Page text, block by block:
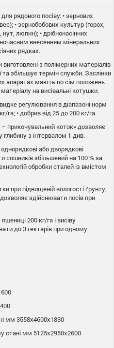
рядового посіву: • зернових
• зернобобових культур (горох,
люпин); • дрібнонасінних
внесенням мінеральних
рядках.
виготовлені з полімерних матеріалів
збільшує термін служби. Заслінки
апаратах мають по сім положень
на висівальні котушки.
регулювання в діапазоні норм
га; • добрив від 25 до 200 кг/га.
прикочувальний коток» дозволяє
з інтервалом 1 див.
або дворядкові
сошників збільшений на 100 % за
обробки сталей із вмістом
при підвищеній вологості ґрунту.
здійснювати посів при
200 кг/га і висіву
до 3 гектарів при одному
мм 3558х4600х1830
стані мм 5125х2950х2600